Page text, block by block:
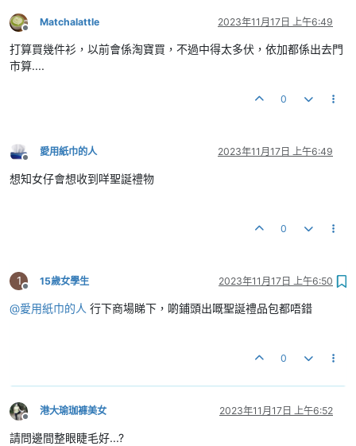
離線
Matchalattle 2023年11月17日 上午6:49
打算買幾件衫，以前會係淘寶買，不過中得太多伏，依加都係出去門
市算....
0
離線
愛用紙巾的人 2023年11月17日 上午6:49
想知女仔會想收到咩聖誕禮物
0
1
離線
15歲女學生 2023年11月17日 上午6:50
@愛用紙巾的人 行下商場睇下，啲鋪頭出嘅聖誕禮品包都唔錯
0
離線
港大瑜珈褲美女 2023年11月17日 上午6:52
請問邊間整眼睫毛好...?